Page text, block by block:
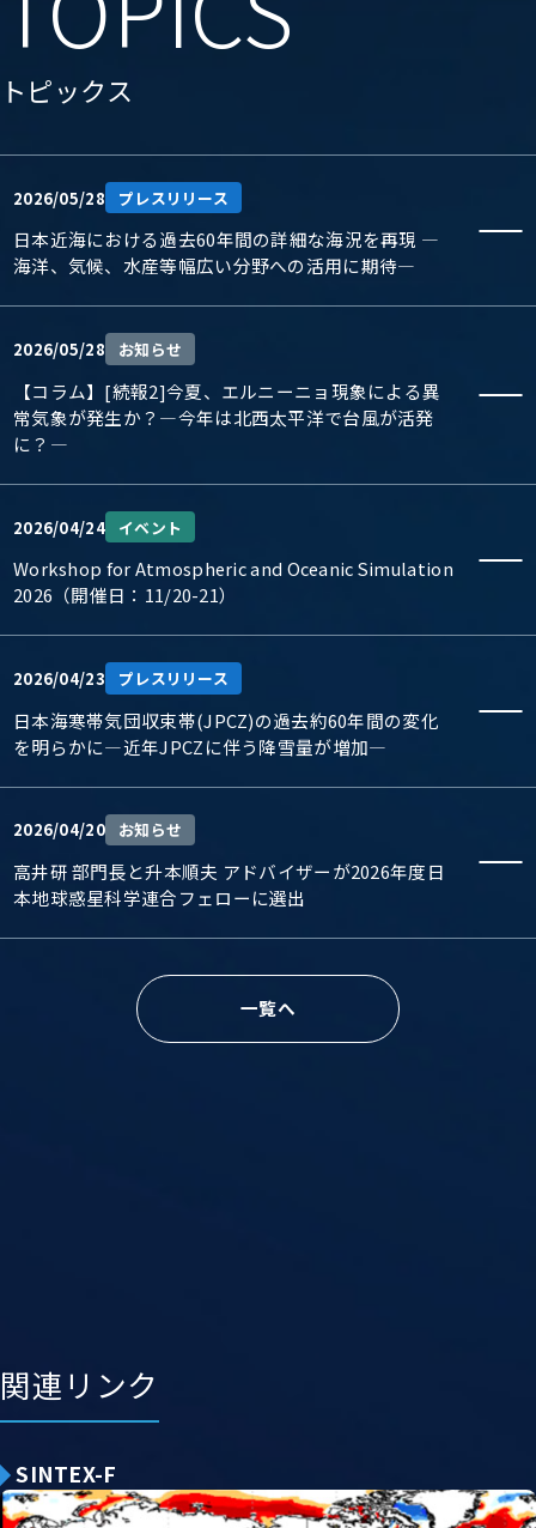
トピックス
2026/05/28 プレスリリース
日本近海における過去60年間の詳細な海況を再現 ―
海洋、気候、水産等幅広い分野への活用に期待―
2026/05/28 お知らせ
【コラム】[続報2]今夏、エルニーニョ現象による異
常気象が発生か？―今年は北西太平洋で台風が活発
に？―
2026/04/24 イベント
Workshop for Atmospheric and Oceanic Simulation
2026（開催日：11/20-21）
2026/04/23 プレスリリース
日本海寒帯気団収束帯(JPCZ)の過去約60年間の変化
を明らかに―近年JPCZに伴う降雪量が増加―
2026/04/20 お知らせ
高井研 部門長と升本順夫 アドバイザーが2026年度日
本地球惑星科学連合フェローに選出
一覧へ
関連リンク
SINTEX-F